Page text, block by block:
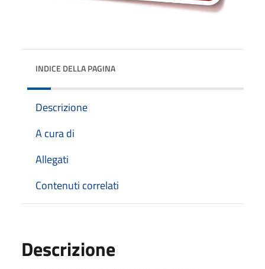
INDICE DELLA PAGINA
Descrizione
A cura di
Allegati
Contenuti correlati
Descrizione